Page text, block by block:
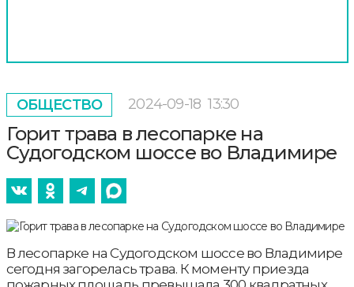
ОБЩЕСТВО 2024-09-18 13:30
Горит трава в лесопарке на
Судогодском шоссе во Владимире
В лесопарке на Судогодском шоссе во Владимире
сегодня загорелась трава. К моменту приезда